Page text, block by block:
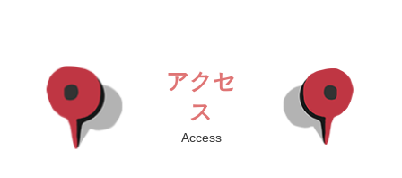
アクセ
ス
Access